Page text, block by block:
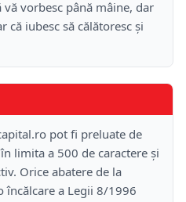
vă vorbesc până mâine, dar
că iubesc să călătoresc și
pot fi preluate de
limita a 500 de caractere și
Orice abatere de la
încălcare a Legii 8/1996